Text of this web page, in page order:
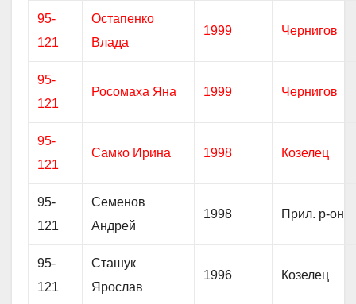
95-
121
Остапенко
Влада
1999 Чернигов
95-
121
Росомаха Яна 1999 Чернигов
95-
121
Самко Ирина 1998 Козелец
95-
121
Семенов
Андрей
1998 Прил. р-он
95-
121
Сташук
Ярослав
1996 Козелец